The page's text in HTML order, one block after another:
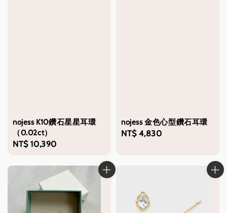
nojess K10鑽石星星耳環
（0.02ct）
Regular
NT$ 10,390
nojess 金色心型鑽石耳環
Regular
NT$ 4,830